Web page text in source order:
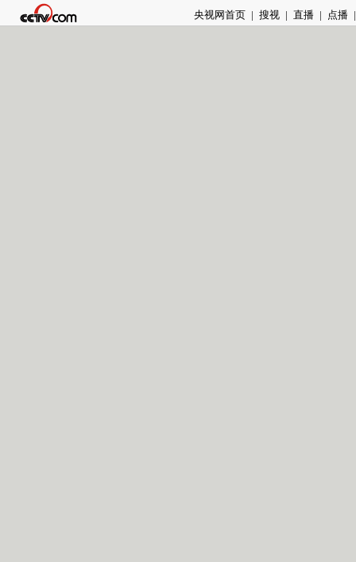
央视网首页 | 搜视 | 直播 | 点播 |